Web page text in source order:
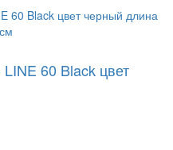
60 Black цвет